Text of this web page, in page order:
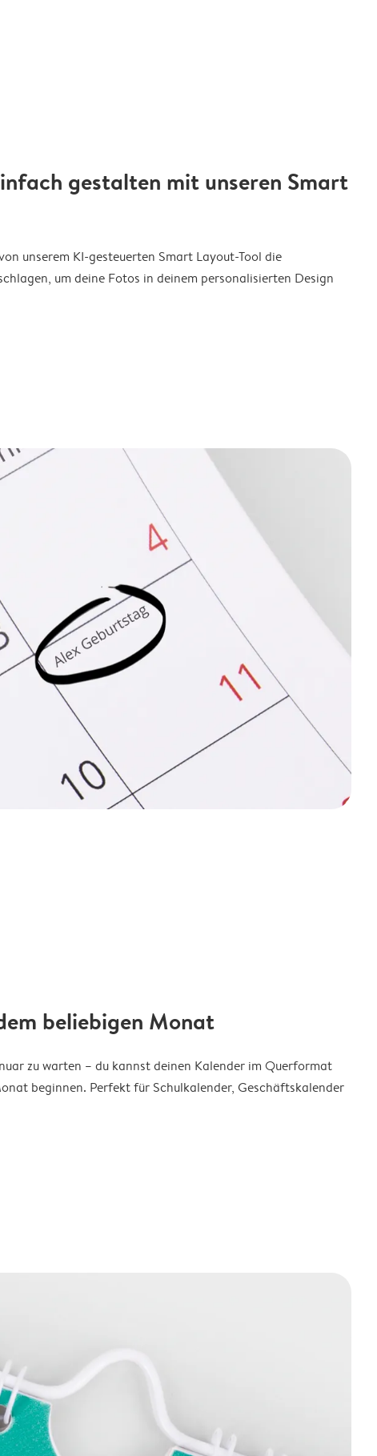
gestalten mit unseren Smart
unserem KI-gesteuerten Smart Layout-Tool die
um deine Fotos in deinem personalisierten Design
beliebigen Monat
zu warten – du kannst deinen Kalender im Querformat
beginnen. Perfekt für Schulkalender, Geschäftskalender